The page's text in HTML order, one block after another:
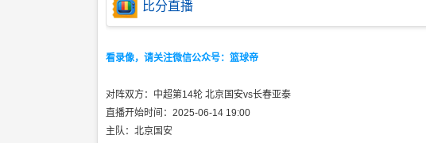
比分直播
看录像，请关注微信公众号：篮球帝
对阵双方：中超第14轮 北京国安vs长春亚泰
直播开始时间：2025-06-14 19:00
主队：北京国安